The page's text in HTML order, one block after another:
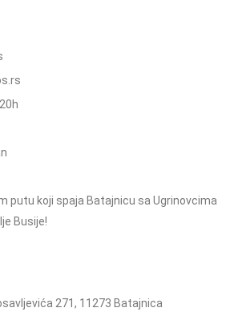
putu koji spaja Batajnicu sa Ugrinovcima
Busije!
271, 11273 Batajnica